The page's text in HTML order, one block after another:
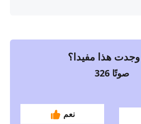
هذا مفيدا؟
326 صوتًا
نعم